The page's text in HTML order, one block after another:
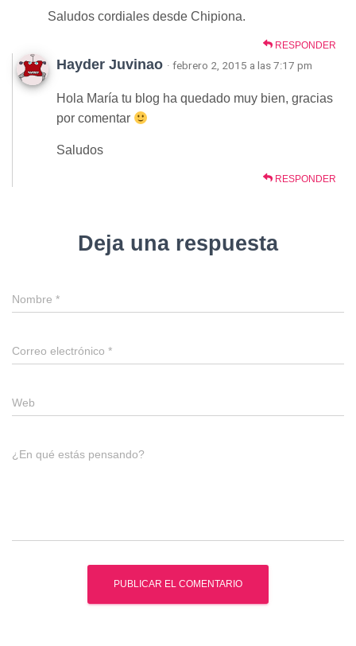
Saludos cordiales desde Chipiona.
RESPONDER
Hayder Juvinao · febrero 2, 2015 a las 7:17 pm
Hola María tu blog ha quedado muy bien, gracias
por comentar
Saludos
RESPONDER
Deja una respuesta
Nombre *
Correo electrónico *
Web
¿En qué estás pensando?